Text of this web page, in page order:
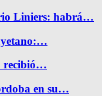
Liniers: habrá…
recibió…
en su…